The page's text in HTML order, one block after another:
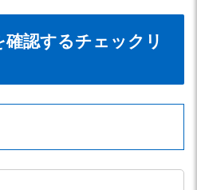
確認するチェックリ